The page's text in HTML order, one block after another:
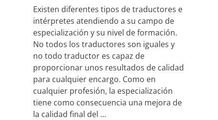
Existen diferentes tipos de traductores e
intérpretes atendiendo a su campo de
especialización y su nivel de formación.
No todos los traductores son iguales y
no todo traductor es capaz de
proporcionar unos resultados de calidad
para cualquier encargo. Como en
cualquier profesión, la especialización
tiene como consecuencia una mejora de
la calidad final del …